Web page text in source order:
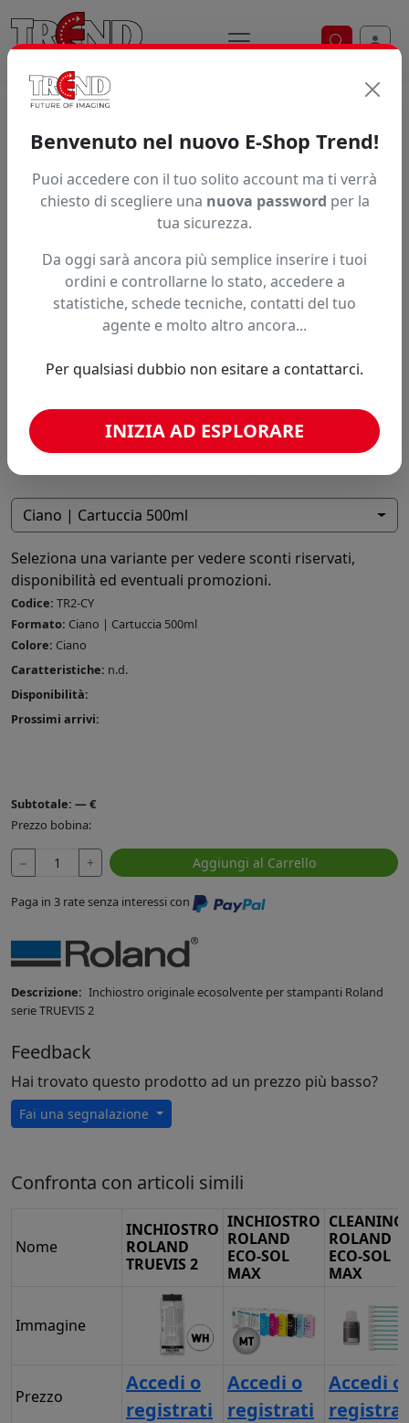
Ricerca
INCHIOSTRO ROLAND TRUEVIS 2
Ciano | Cartuccia 500ml
Seleziona una variante per vedere sconti riservati,
disponibilità ed eventuali promozioni.
Codice: TR2-CY
Formato: Ciano | Cartuccia 500ml
Colore: Ciano
Caratteristiche: n.d.
Disponibilità:
Prossimi arrivi:
Subtotale: —€
Prezzo bobina:
− + Aggiungi al Carrello
Paga in 3 rate senza interessi con
Descrizione: Inchiostro originale ecosolvente per stampanti Roland
serie TRUEVIS 2
Feedback
Hai trovato questo prodotto ad un prezzo più basso?
Fai una segnalazione
Confronta con articoli simili
Nome
INCHIOSTRO
ROLAND
TRUEVIS 2
INCHIOSTRO
ROLAND
ECO-SOL
MAX
CLEANING
ROLAND
ECO-SOL
MAX
Immagine
Prezzo
Accedi o
registrati
Accedi o
registrati
Accedi o
Benvenuto nel nuovo E-Shop Trend!
Puoi accedere con il tuo solito account ma ti verrà
chiesto di scegliere una nuova password per la
tua sicurezza.
Da oggi sarà ancora più semplice inserire i tuoi
ordini e controllarne lo stato, accedere a
statistiche, schede tecniche, contatti del tuo
agente e molto altro ancora...
Per qualsiasi dubbio non esitare a contattarci.
INIZIA AD ESPLORARE